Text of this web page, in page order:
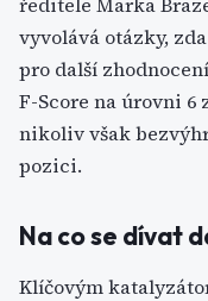
vyvolává otázky,
pro další
F-Score na úrovni 6
nikoliv však
pozici.
Na co se dívat
Klíčovým